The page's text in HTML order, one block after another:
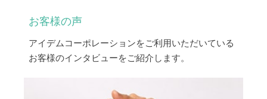
お客様の声
アイデムコーポレーションをご利用いただいている
お客様のインタビューをご紹介します。